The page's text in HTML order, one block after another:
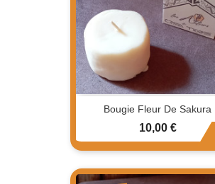
Bougie Fleur De Sakura
Prix
10,00 €